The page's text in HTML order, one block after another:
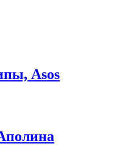
Asos